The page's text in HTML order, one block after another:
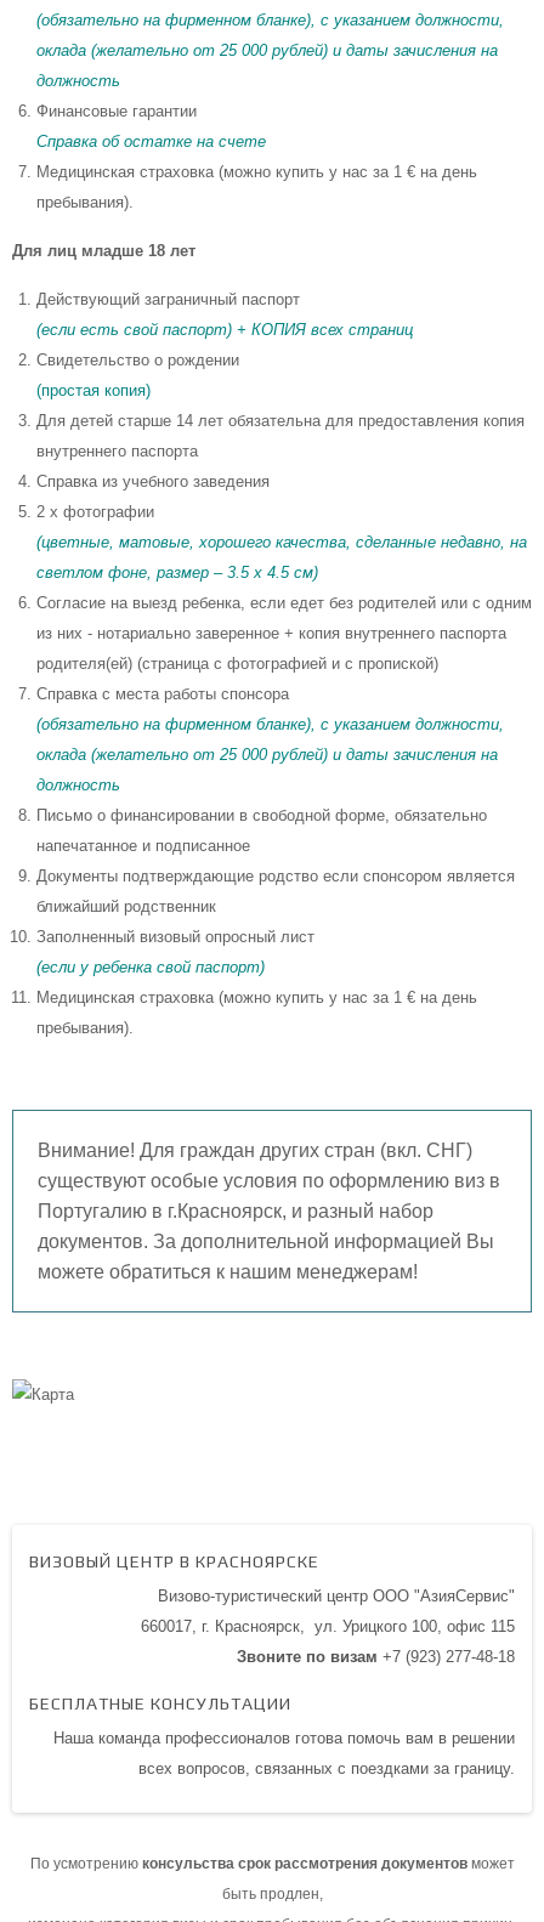
(обязательно на фирменном бланке), с указанием должности,
оклада (желательно от 25 000 рублей) и даты зачисления на
должность
Финансовые гарантии
Справка об остатке на счете
Медицинская страховка (можно купить у нас за 1 € на день
пребывания).
Для лиц младше 18 лет
Действующий заграничный паспорт
(если есть свой паспорт) + КОПИЯ всех страниц
Свидетельство о рождении
(простая копия)
Для детей старше 14 лет обязательна для предоставления копия
внутреннего паспорта
Справка из учебного заведения
2 x фотографии
(цветные, матовые, хорошего качества, сделанные недавно, на
светлом фоне, размер – 3.5 x 4.5 см)
Согласие на выезд ребенка, если едет без родителей или с одним
из них - нотариально заверенное + копия внутреннего паспорта
родителя(ей) (страница с фотографией и с пропиской)
Справка с места работы спонсора
(обязательно на фирменном бланке), с указанием должности,
оклада (желательно от 25 000 рублей) и даты зачисления на
должность
Письмо о финансировании в свободной форме, обязательно
напечатанное и подписанное
Документы подтверждающие родство если спонсором является
ближайший родственник
Заполненный визовый опросный лист
(если у ребенка свой паспорт)
Медицинская страховка (можно купить у нас за 1 € на день
пребывания).
Внимание! Для граждан других стран (вкл. СНГ)
существуют особые условия по оформлению виз в
Португалию в г.Красноярск, и разный набор
документов. За дополнительной информацией Вы
можете обратиться к нашим менеджерам!
ВИЗОВЫЙ ЦЕНТР В КРАСНОЯРСКЕ
Визово-туристический центр ООО "АзияСервис"
660017, г. Красноярск,
ул. Урицкого 100, офис 115
Звоните по визам +7 (923) 277-48-18
БЕСПЛАТНЫЕ КОНСУЛЬТАЦИИ
Наша команда профессионалов готова помочь вам в решении
всех вопросов, связанных с поездками за границу.
По усмотрению консульства срок рассмотрения документовможет
быть продлен,